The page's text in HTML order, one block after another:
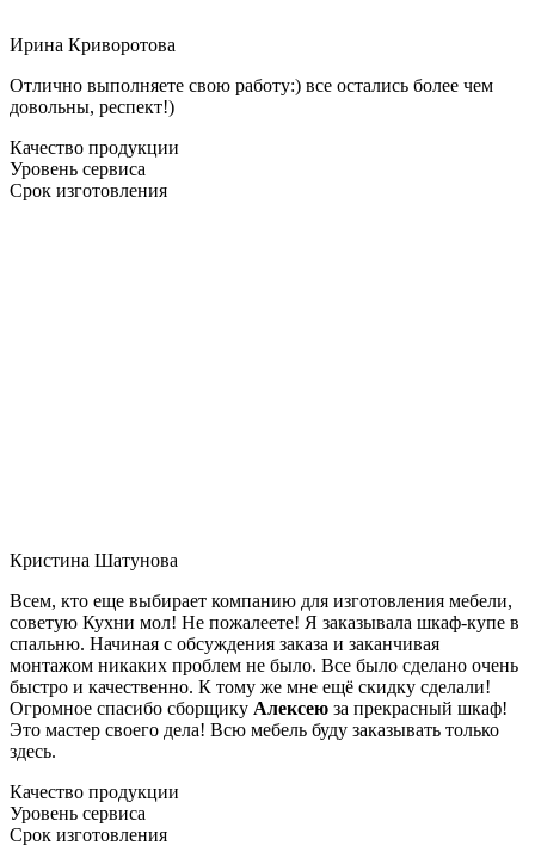
Ирина Криворотова
Отлично выполняете свою работу:) все остались более чем
довольны, респект!)
Качество продукции
Уровень сервиса
Срок изготовления
Кристина Шатунова
Всем, кто еще выбирает компанию для изготовления мебели,
советую Кухни мол! Не пожалеете! Я заказывала шкаф-купе в
спальню. Начиная с обсуждения заказа и заканчивая
монтажом никаких проблем не было. Все было сделано очень
быстро и качественно. К тому же мне ещё скидку сделали!
Огромное спасибо сборщику Алексею за прекрасный шкаф!
Это мастер своего дела! Всю мебель буду заказывать только
здесь.
Качество продукции
Уровень сервиса
Срок изготовления